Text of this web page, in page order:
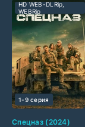
Спецназ (2024)
HD WEB-DLRip,
WEBRip
1-9 серия